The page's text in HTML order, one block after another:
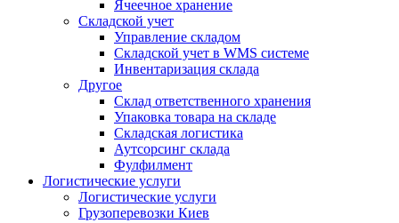
Ячеечное хранение
Складской учет
Управление складом
Складской учет в WMS системе
Инвентаризация склада
Другое
Склад ответственного хранения
Упаковка товара на складе
Складская логистика
Аутсорсинг склада
Фулфилмент
Логистические услуги
Логистические услуги
Грузоперевозки Киев